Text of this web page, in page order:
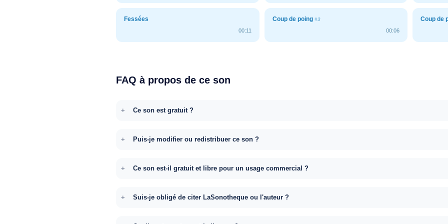
Fessées
00:11
Coup de poing #3
00:06
Coup de
FAQ à propos de ce son
Ce son est gratuit ?
Puis-je modifier ou redistribuer ce son ?
Ce son est-il gratuit et libre pour un usage commercial ?
Suis-je obligé de citer LaSonotheque ou l'auteur ?